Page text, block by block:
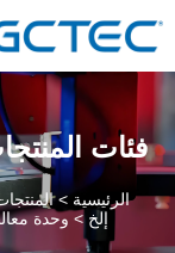
فئات
الرئيسية >
إلخ>وحدة